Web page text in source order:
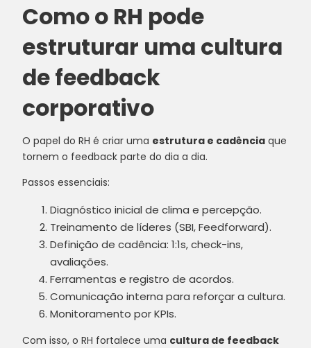
Como o RH pode
estruturar uma cultura
de feedback
corporativo
O papel do RH é criar uma estrutura e cadência que
tornem o feedback parte do dia a dia.
Passos essenciais:
Diagnóstico inicial de clima e percepção.
Treinamento de líderes (SBI, Feedforward).
Definição de cadência: 1:1s, check-ins,
avaliações.
Ferramentas e registro de acordos.
Comunicação interna para reforçar a cultura.
Monitoramento por KPIs.
Com isso, o RH fortalece uma cultura de feedback